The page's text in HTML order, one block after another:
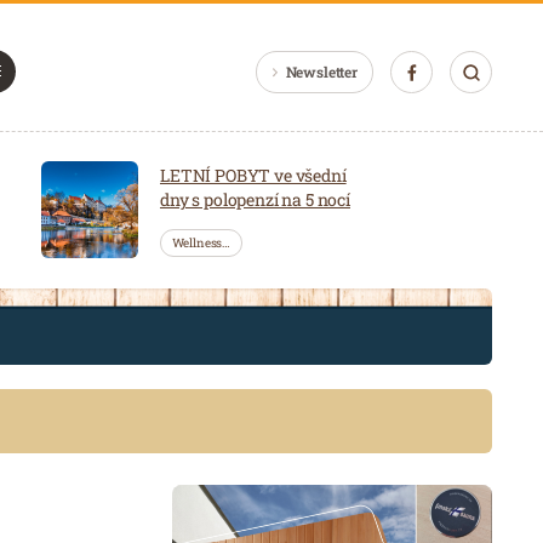
Newsletter
LETNÍ POBYT ve všední
dny s polopenzí na 5 nocí
Wellness…